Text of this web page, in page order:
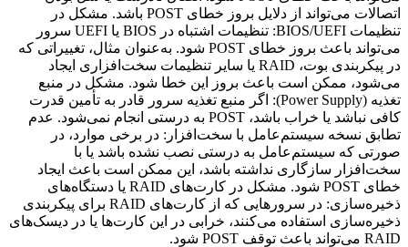
اتصالات می‌تواند از دلایل بروز خطای POST باشد. مشکل در
تنظیمات BIOS/UEFI: تنظیمات اشتباه در BIOS یا UEFI سرور
می‌تواند باعث بروز خطای POST شود. به‌عنوان مثال، تغییراتی که
در پیکربندی بوت، RAID یا سایر تنظیمات سخت‌افزاری ایجاد
می‌شود، ممکن است باعث بروز این خطا شود. مشکل در منبع
تغذیه (Power Supply): اگر منبع تغذیه سرور قادر به تأمین قدرت
کافی نباشد یا خراب باشد، POST به درستی انجام نمی‌شود. عدم
تطابق نسخه سیستم‌عامل با سخت‌افزار: در برخی موارد، در
صورتی که سیستم‌عامل به درستی نصب نشده باشد یا با
سخت‌افزار سازگاری نداشته باشد، این ممکن است باعث ایجاد
خطای POST شود. مشکل در کارت‌های RAID یا دستگاه‌های
ذخیره‌سازی: در سرورهایی که از کارت‌های RAID برای پیکربندی
ذخیره‌سازی استفاده می‌کنند، خرابی در این کارت‌ها یا در دیسک‌های
RAID می‌تواند باعث توقف POST شود.